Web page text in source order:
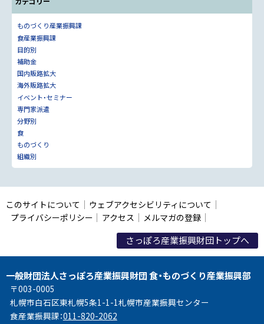
ものづくり産業振興課
食産業振興課
目的別
補助金
国内販路拡大
海外販路拡大
イベント・セミナー
専門家派遣
分野別
食
ものづくり
組織別
このサイトについて
ウェブアクセシビリティについて
プライバシーポリシー
アクセス メルマガの登録
さっぽろ産業振興財団トップへ
一般財団法人さっぽろ産業振興財団 食・ものづくり産業振興部
〒003-0005
札幌市白石区東札幌5条1-1-1札幌市産業振興センター
食産業振興課：011-820-2062